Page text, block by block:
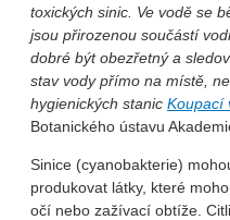
toxických sinic. Ve vodě se
jsou přirozenou součástí
dobré být obezřetný a
stav vody přímo na místě,
hygienických stanic Koupací
Botanického ústavu
Sinice (cyanobakterie)
produkovat látky, které
očí nebo zažívací obtíže.